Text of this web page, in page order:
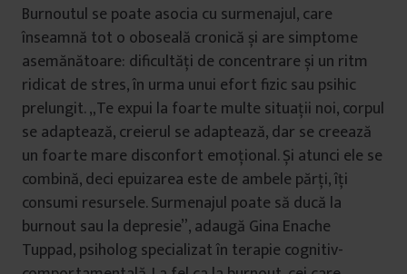
Burnoutul se poate asocia cu surmenajul, care
înseamnă tot o oboseală cronică și are simptome
asemănătoare: dificultăți de concentrare și un ritm
ridicat de stres, în urma unui efort fizic sau psihic
prelungit. „Te expui la foarte multe situații noi, corpul
se adaptează, creierul se adaptează, dar se creează
un foarte mare disconfort emoțional. Și atunci ele se
combină, deci epuizarea este de ambele părți, îți
consumi resursele. Surmenajul poate să ducă la
burnout sau la depresie”, adaugă Gina Enache
Tuppad, psiholog specializat în terapie cognitiv-